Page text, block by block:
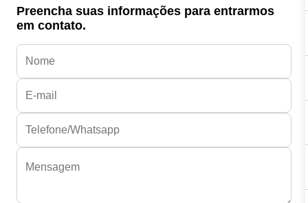
Preencha suas informações para entrarmos
em contato.